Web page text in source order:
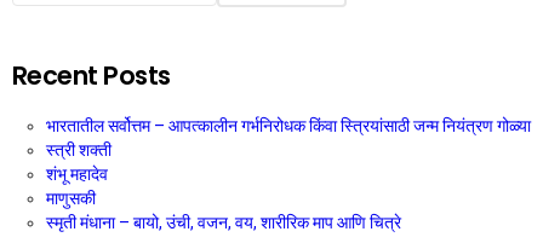
Recent Posts
भारतातील सर्वोत्तम – आपत्कालीन गर्भनिरोधक किंवा स्त्रियांसाठी जन्म नियंत्रण गोळ्या
स्त्री शक्ती
शंभू महादेव
माणुसकी
स्मृती मंधाना – बायो, उंची, वजन, वय, शारीरिक माप आणि चित्रे